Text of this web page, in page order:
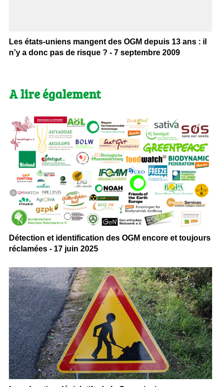
Les états-uniens mangent des OGM depuis 13 ans : il
n’y a donc pas de risque ? - 7 septembre 2009
A lire également
Détection et identification des OGM encore et toujours
réclamées - 17 juin 2025